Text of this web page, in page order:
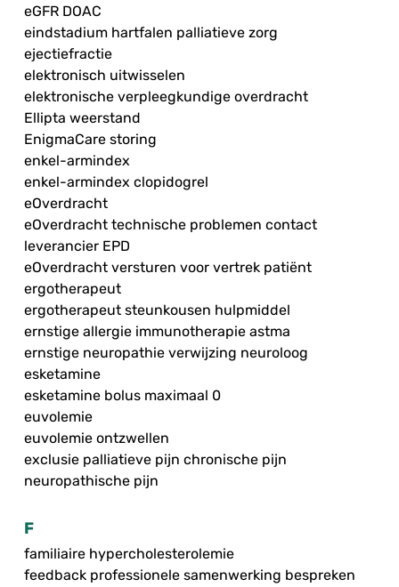
eGFR DOAC
eindstadium hartfalen palliatieve zorg
ejectiefractie
elektronisch uitwisselen
elektronische verpleegkundige overdracht
Ellipta weerstand
EnigmaCare storing
enkel-armindex
enkel-armindex clopidogrel
eOverdracht
eOverdracht technische problemen contact
leverancier EPD
eOverdracht versturen voor vertrek patiënt
ergotherapeut
ergotherapeut steunkousen hulpmiddel
ernstige allergie immunotherapie astma
ernstige neuropathie verwijzing neuroloog
esketamine
esketamine bolus maximaal 0
euvolemie
euvolemie ontzwellen
exclusie palliatieve pijn chronische pijn
neuropathische pijn
F
familiaire hypercholesterolemie
feedback professionele samenwerking bespreken